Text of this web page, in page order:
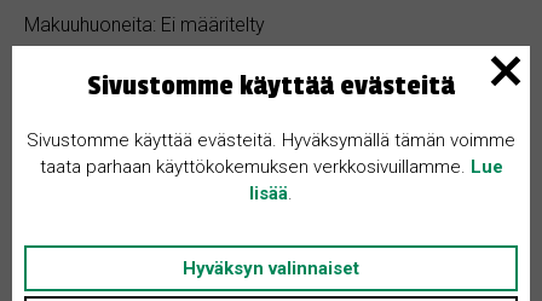
Makuuhuoneita: Ei määritelty
Pinta-ala: Ei määritelty
Asunnon tyyppi: Kerrostalo
Sivustomme käyttää evästeitä
Sivustomme käyttää evästeitä. Hyväksymällä tämän voimme
taata parhaan käyttökokemuksen verkkosivuillamme. Lue
lisää
Hyväksyn valinnaiset